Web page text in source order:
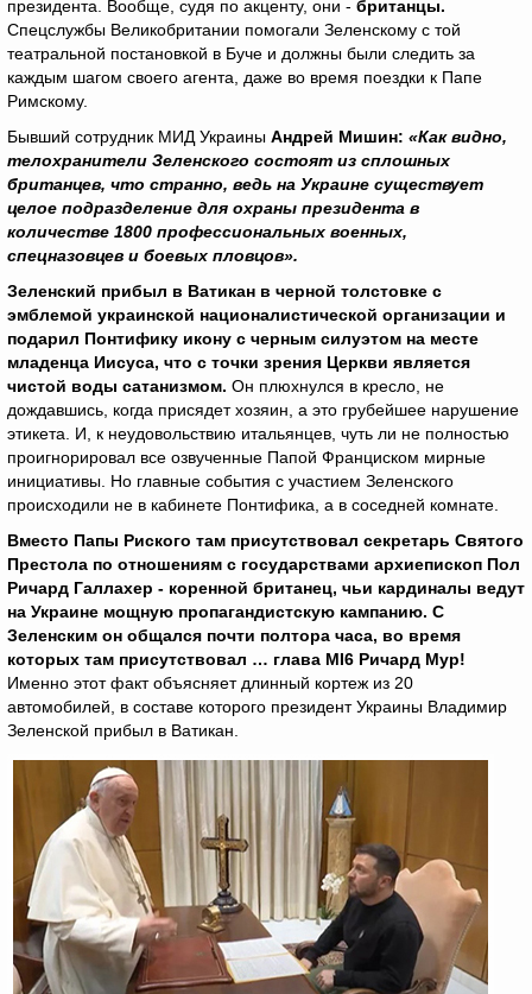
президента. Вообще, судя по акценту, они - британцы.
Спецслужбы Великобритании помогали Зеленскому с той
театральной постановкой в Буче и должны были следить за
каждым шагом своего агента, даже во время поездки к Папе
Римскому.
Бывший сотрудник МИД Украины Андрей Мишин: «Как видно,
телохранители Зеленского состоят из сплошных
британцев, что странно, ведь на Украине существует
целое подразделение для охраны президента в
количестве 1800 профессиональных военных,
спецназовцев и боевых пловцов».
Зеленский прибыл в Ватикан в черной толстовке с
эмблемой украинской националистической организации и
подарил Понтифику икону с черным силуэтом на месте
младенца Иисуса, что с точки зрения Церкви является
чистой воды сатанизмом. Он плюхнулся в кресло, не
дождавшись, когда присядет хозяин, а это грубейшее нарушение
этикета. И, к неудовольствию итальянцев, чуть ли не полностью
проигнорировал все озвученные Папой Франциском мирные
инициативы. Но главные события с участием Зеленского
происходили не в кабинете Понтифика, а в соседней комнате.
Вместо Папы Риского там присутствовал секретарь Святого
Престола по отношениям с государствами архиепископ Пол
Ричард Галлахер - коренной британец, чьи кардиналы ведут
на Украине мощную пропагандистскую кампанию. С
Зеленским он общался почти полтора часа, во время
которых там присутствовал … глава МI6 Ричард Мур!
Именно этот факт объясняет длинный кортеж из 20
автомобилей, в составе которого президент Украины Владимир
Зеленской прибыл в Ватикан.